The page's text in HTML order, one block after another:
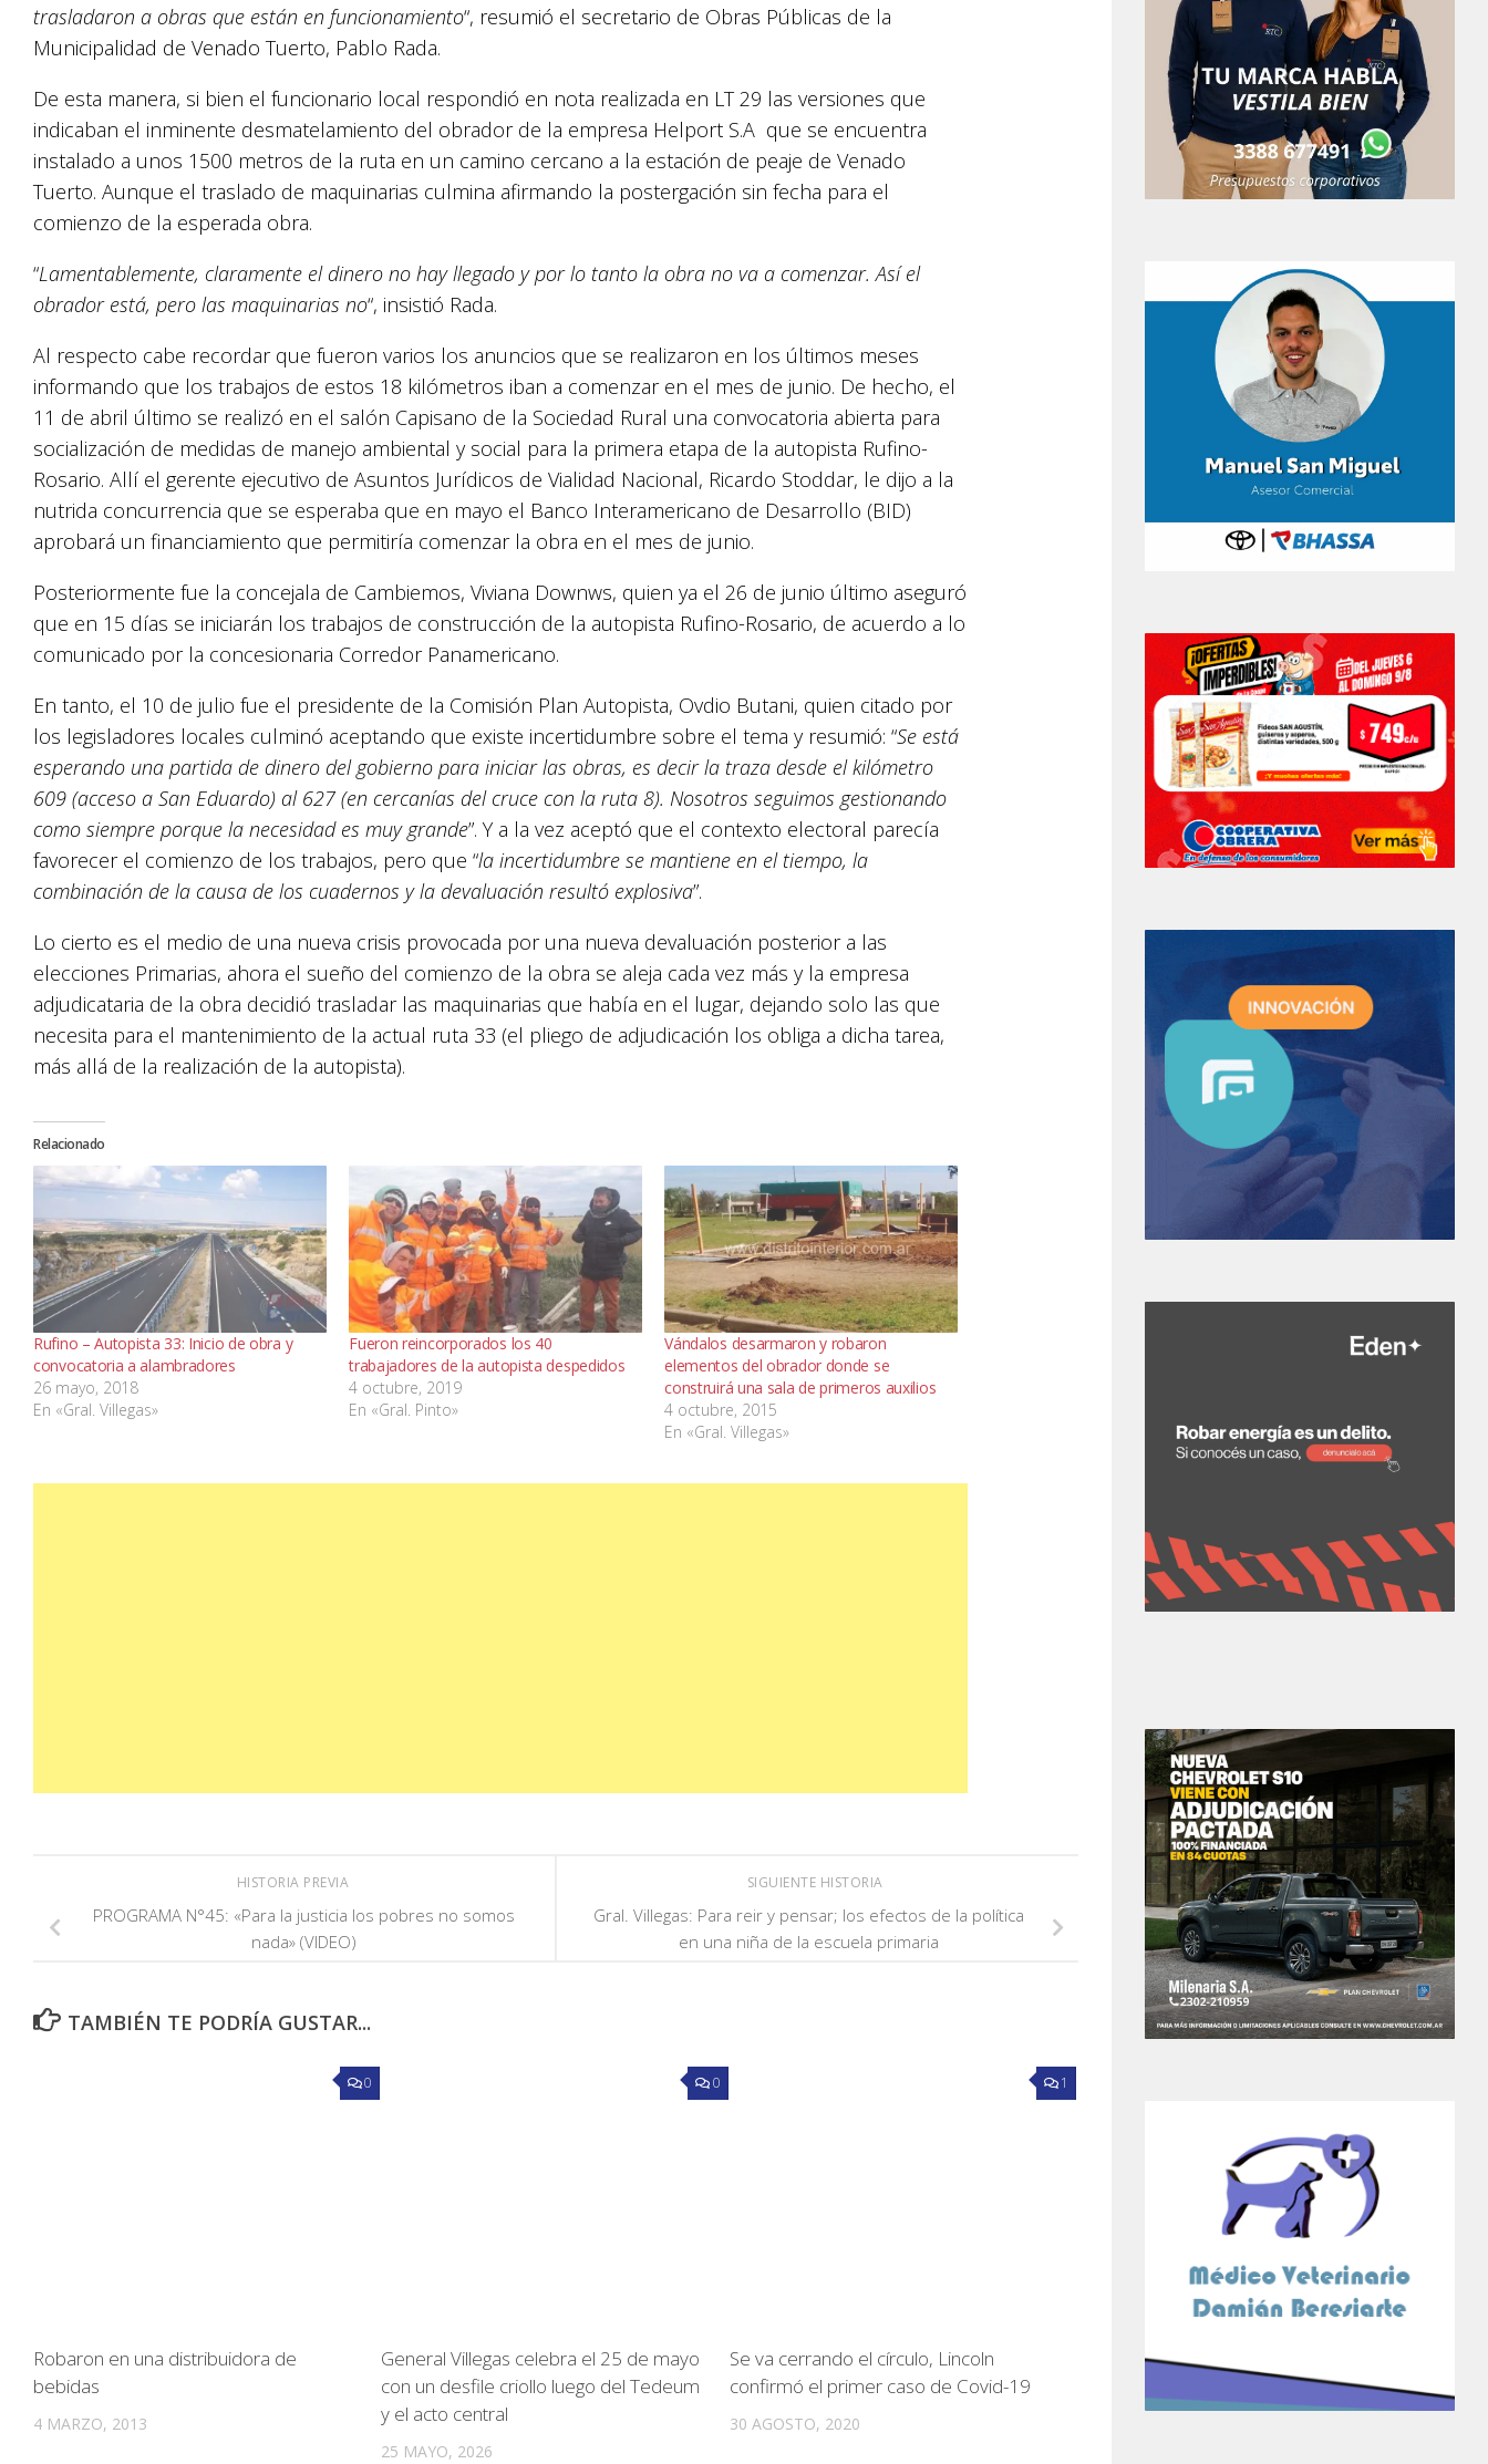
trasladaron a obras que están en funcionamiento“, resumió el secretario de Obras Públicas de la
Municipalidad de Venado Tuerto, Pablo Rada.
De esta manera, si bien el funcionario local respondió en nota realizada en LT 29 las versiones que
indicaban el inminente desmatelamiento del obrador de la empresa Helport S.A que se encuentra
instalado a unos 1500 metros de la ruta en un camino cercano a la estación de peaje de Venado
Tuerto. Aunque el traslado de maquinarias culmina afirmando la postergación sin fecha para el
comienzo de la esperada obra.
“Lamentablemente, claramente el dinero no hay llegado y por lo tanto la obra no va a comenzar. Así el
obrador está, pero las maquinarias no“, insistió Rada.
Al respecto cabe recordar que fueron varios los anuncios que se realizaron en los últimos meses
informando que los trabajos de estos 18 kilómetros iban a comenzar en el mes de junio. De hecho, el
11 de abril último se realizó en el salón Capisano de la Sociedad Rural una convocatoria abierta para
socialización de medidas de manejo ambiental y social para la primera etapa de la autopista Rufino-
Rosario. Allí el gerente ejecutivo de Asuntos Jurídicos de Vialidad Nacional, Ricardo Stoddar, le dijo a la
nutrida concurrencia que se esperaba que en mayo el Banco Interamericano de Desarrollo (BID)
aprobará un financiamiento que permitiría comenzar la obra en el mes de junio.
Posteriormente fue la concejala de Cambiemos, Viviana Downws, quien ya el 26 de junio último aseguró
que en 15 días se iniciarán los trabajos de construcción de la autopista Rufino-Rosario, de acuerdo a lo
comunicado por la concesionaria Corredor Panamericano.
En tanto, el 10 de julio fue el presidente de la Comisión Plan Autopista, Ovdio Butani, quien citado por
los legisladores locales culminó aceptando que existe incertidumbre sobre el tema y resumió: “Se está
esperando una partida de dinero del gobierno para iniciar las obras, es decir la traza desde el kilómetro
609 (acceso a San Eduardo) al 627 (en cercanías del cruce con la ruta 8). Nosotros seguimos gestionando
como siempre porque la necesidad es muy grande”. Y a la vez aceptó que el contexto electoral parecía
favorecer el comienzo de los trabajos, pero que “la incertidumbre se mantiene en el tiempo, la
combinación de la causa de los cuadernos y la devaluación resultó explosiva”.
Lo cierto es el medio de una nueva crisis provocada por una nueva devaluación posterior a las
elecciones Primarias, ahora el sueño del comienzo de la obra se aleja cada vez más y la empresa
adjudicataria de la obra decidió trasladar las maquinarias que había en el lugar, dejando solo las que
necesita para el mantenimiento de la actual ruta 33 (el pliego de adjudicación los obliga a dicha tarea,
más allá de la realización de la autopista).
Relacionado
Rufino – Autopista 33: Inicio de obra y
convocatoria a alambradores
26 mayo, 2018
En «Gral. Villegas»
Fueron reincorporados los 40
trabajadores de la autopista despedidos
4 octubre, 2019
En «Gral. Pinto»
Vándalos desarmaron y robaron
elementos del obrador donde se
construirá una sala de primeros auxilios
4 octubre, 2015
En «Gral. Villegas»
SIGUIENTE HISTORIA
Gral. Villegas: Para reir y pensar; los efectos de la política
en una niña de la escuela primaria
HISTORIA PREVIA
PROGRAMA N°45: «Para la justicia los pobres no somos
nada» (VIDEO)
TAMBIÉN TE PODRÍA GUSTAR...
0
Robaron en una distribuidora de
bebidas
4 MARZO, 2013
0
General Villegas celebra el 25 de mayo
con un desfile criollo luego del Tedeum
y el acto central
25 MAYO, 2026
1
Se va cerrando el círculo, Lincoln
confirmó el primer caso de Covid-19
30 AGOSTO, 2020